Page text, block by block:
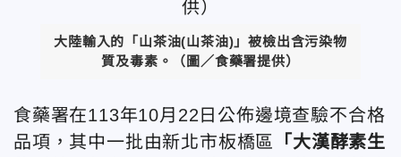
大陸輸入的「山茶油(山茶油)」被檢出含污染物
質及毒素。（圖／食藥署提供）
食藥署在113年10月22日公佈邊境查驗不合格
品項，其中一批由新北市板橋區
「大漢酵素生